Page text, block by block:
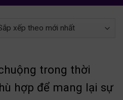
trong thời
hợp để mang lại sự